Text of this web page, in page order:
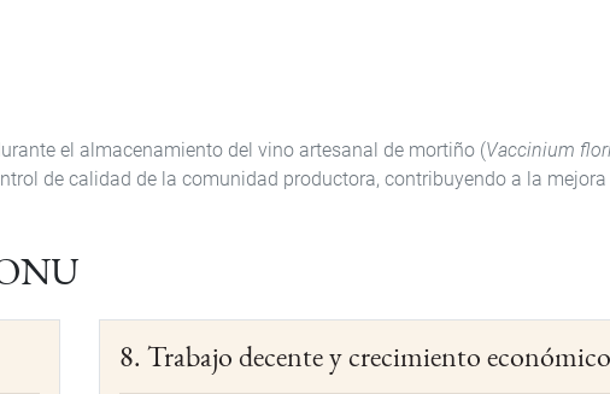
el almacenamiento del vino artesanal de mortiño (Vaccinium
de calidad de la comunidad productora, contribuyendo a la
8. Trabajo decente y crecimiento económico